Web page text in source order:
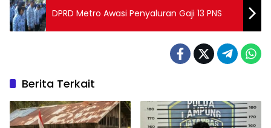
DPRD Metro Awasi Penyaluran Gaji 13 PNS
Berita Terkait